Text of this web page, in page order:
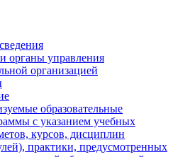
органы управления
организацией
образовательные
с указанием учебных
курсов, дисциплин
практики, предусмотренных